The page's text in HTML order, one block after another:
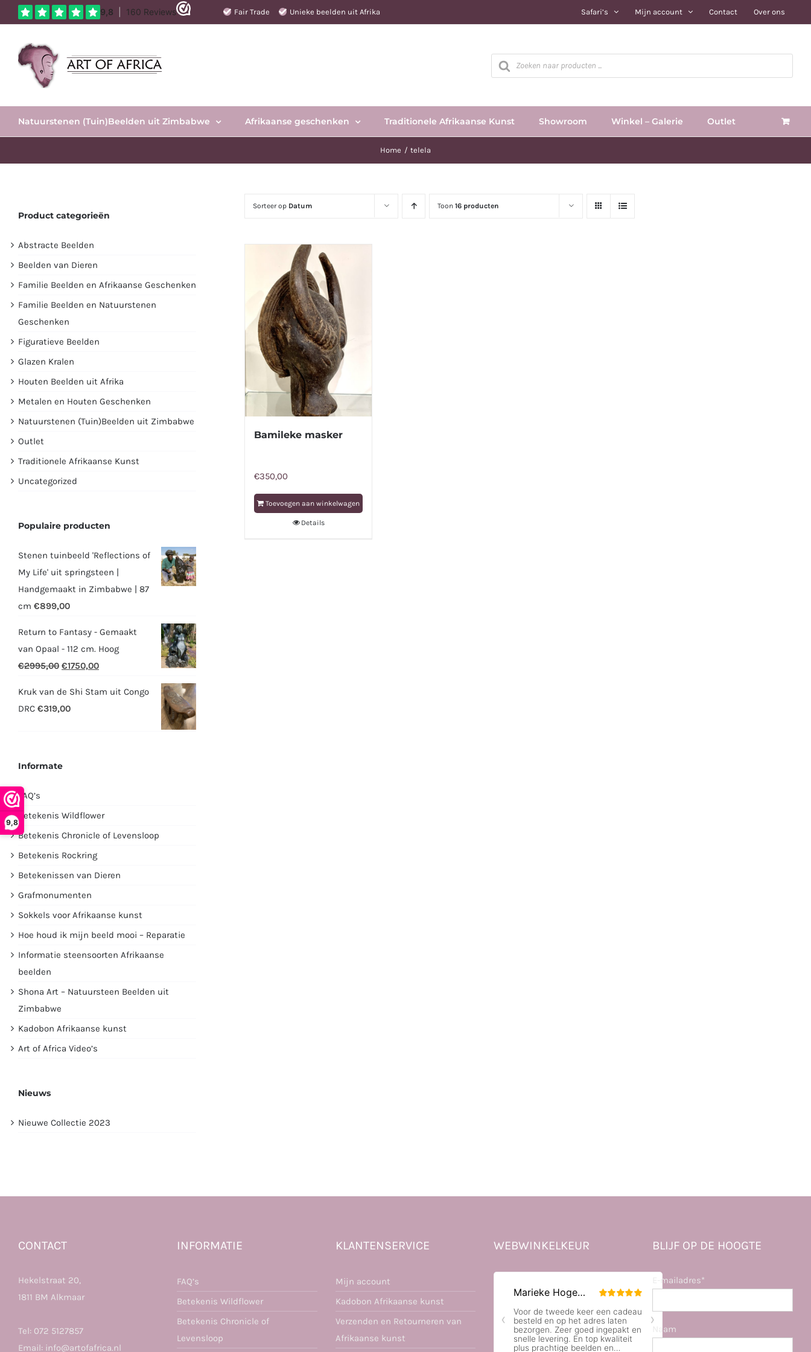
9,8
naar
inhoud
Fair Trade Unieke beelden uit Afrika Safari’s Mijn account Contact Over ons
Producten
zoeken
Natuurstenen (Tuin)Beelden uit Zimbabwe Afrikaanse geschenken Traditionele Afrikaanse Kunst Showroom Winkel – Galerie Outlet
Home telela
Sorteer op Datum Toon16 producten
Bamileke masker
€350,00
Toevoegen aan winkelwagen
Details
Product categorieën
Abstracte Beelden
Beelden van Dieren
Familie Beelden en Afrikaanse Geschenken
Familie Beelden en Natuurstenen
Geschenken
Figuratieve Beelden
Glazen Kralen
Houten Beelden uit Afrika
Metalen en Houten Geschenken
Natuurstenen (Tuin)Beelden uit Zimbabwe
Outlet
Traditionele Afrikaanse Kunst
Uncategorized
Populaire producten
Stenen tuinbeeld 'Reflections of
My Life' uit springsteen |
Handgemaakt in Zimbabwe | 87
cm €899,00
Return to Fantasy - Gemaakt
van Opaal - 112 cm. Hoog
€2995,00 Oorspronkelijke
was:
€2995,00.
€1750,00Huidige
Kruk van de Shi Stam uit Congo
DRC €319,00
Informate
FAQ’s
Betekenis Wildflower
Betekenis Chronicle of Levensloop
Betekenis Rockring
Betekenissen van Dieren
Grafmonumenten
Sokkels voor Afrikaanse kunst
Hoe houd ik mijn beeld mooi – Reparatie
Informatie steensoorten Afrikaanse
beelden
Shona Art – Natuursteen Beelden uit
Zimbabwe
Kadobon Afrikaanse kunst
Art of Africa Video’s
Nieuws
Nieuwe Collectie 2023
CONTACT
Hekelstraat 20,
1811 BM Alkmaar
Tel: 072 5127857
Email: info@artofafrica.nl
INFORMATIE
FAQ’s
Betekenis Wildflower
Betekenis Chronicle of
Levensloop
KLANTENSERVICE
Mijn account
Kadobon Afrikaanse kunst
Verzenden en Retourneren van
Afrikaanse kunst
WEBWINKELKEUR BLIJF OP DE HOOGTE
E-mailadres*
Naam